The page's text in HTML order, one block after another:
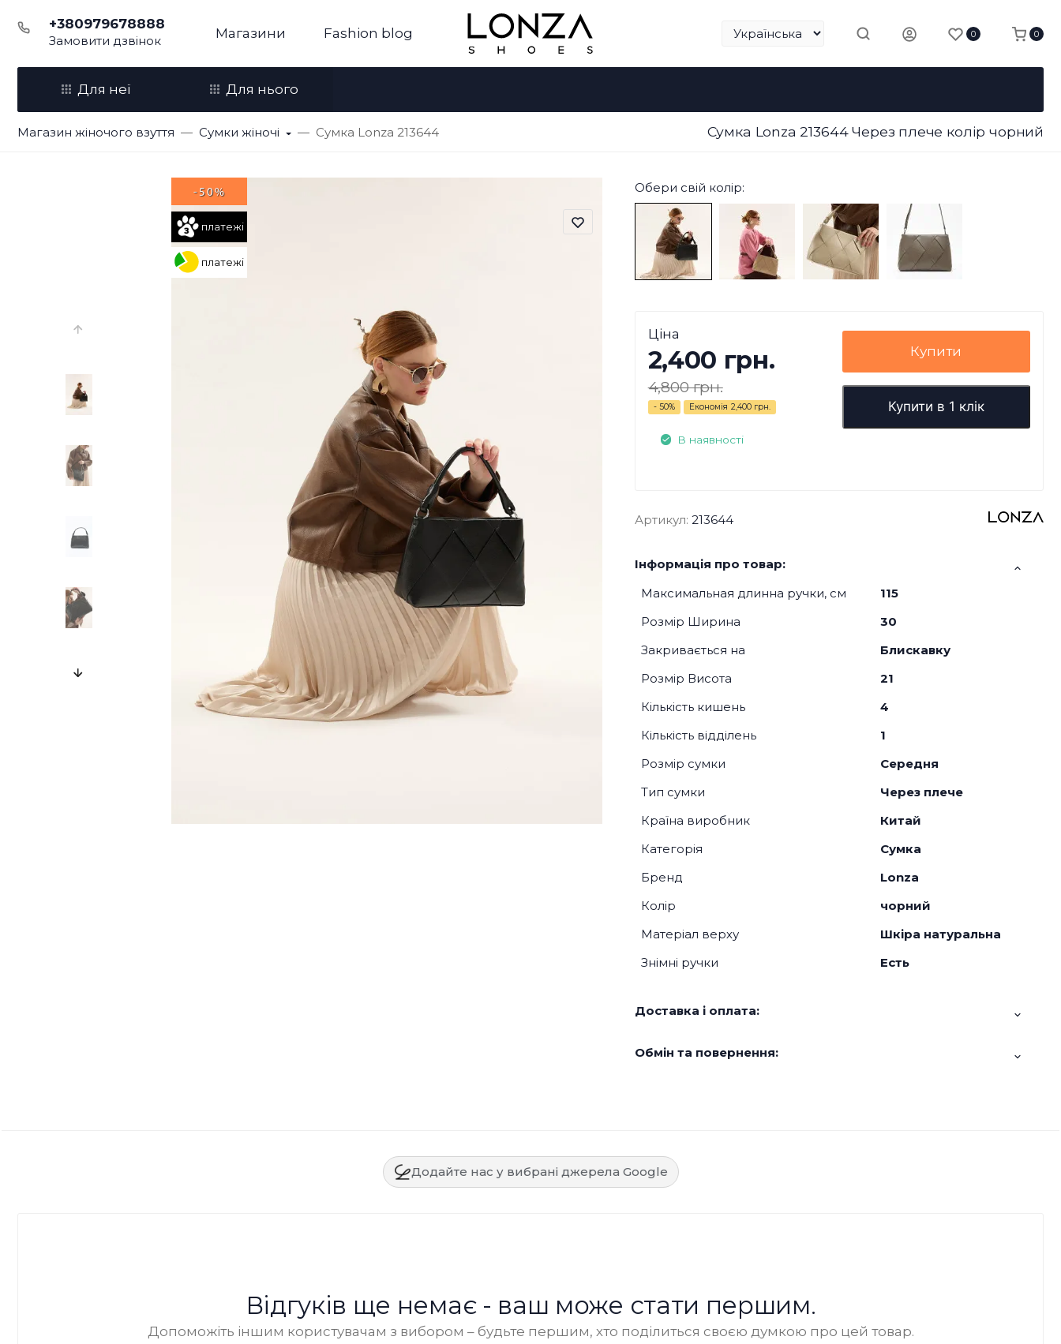
+380979678888
Замовити дзвінок Магазини Fashion blog 0 0
Для неї Для нього
Магазин жіночого взуття Сумки жіночі Сумка Lonza 213644 Сумка Lonza 213644 Через плече колір чорний
платежі
платежі
-50% Обери свій колір:
Ціна
2,400 грн.
4,800 грн.
- 50% Економія 2,400 грн.
В наявності
Купити
Купити в 1 клік
Артикул: 213644
Інформація про товар:
Максимальная длинна ручки, см
115
Розмір Ширина
30
Закривається на
Блискавку
Розмір Висота
21
Кількість кишень
4
Кількість відділень
1
Розмір сумки
Середня
Тип сумки
Через плече
Країна виробник
Китай
Категорія
Сумка
Бренд
Lonza
Колір
чорний
Матеріал верху
Шкіра натуральна
Знімні ручки
Есть
Доставка і оплата:
Обмін та повернення:
Додайте нас у вибрані джерела Google
Відгуків ще немає - ваш може стати першим.
Допоможіть іншим користувачам з вибором – будьте першим, хто поділиться своєю думкою про цей товар.